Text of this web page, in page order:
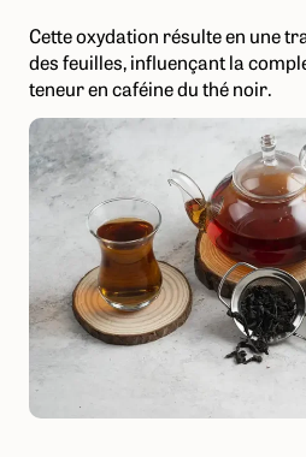
Cette oxydation résulte en une
des feuilles, influençant la
teneur en caféine du thé noir.